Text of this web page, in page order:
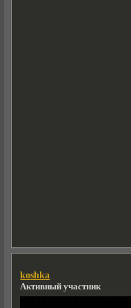
koshka
Активный участник